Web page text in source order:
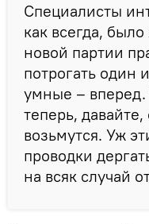
Специалисты
как всегда,
новой партии
потрогать один
умные – вперед.
теперь,
возьмутся. Уж
проводки
на всяк случай